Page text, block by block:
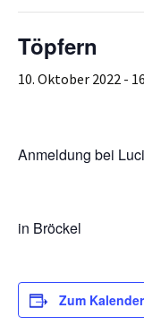
Töpfern
10. Oktober 2022 -
Anmeldung bei
in Bröckel
Zum